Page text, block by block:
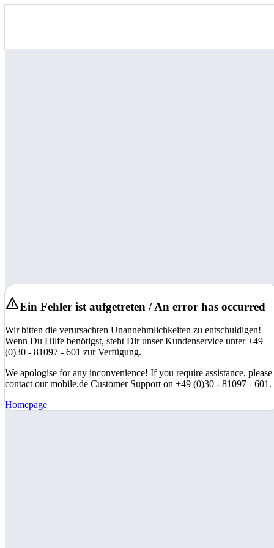
Ein Fehler ist aufgetreten / An error has occurred
Wir bitten die verursachten Unannehmlichkeiten zu entschuldigen!
Wenn Du Hilfe benötigst, steht Dir unser Kundenservice unter +49
(0)30 - 81097 - 601 zur Verfügung.
We apologise for any inconvenience! If you require assistance, please
contact our mobile.de Customer Support on +49 (0)30 - 81097 - 601.
Homepage